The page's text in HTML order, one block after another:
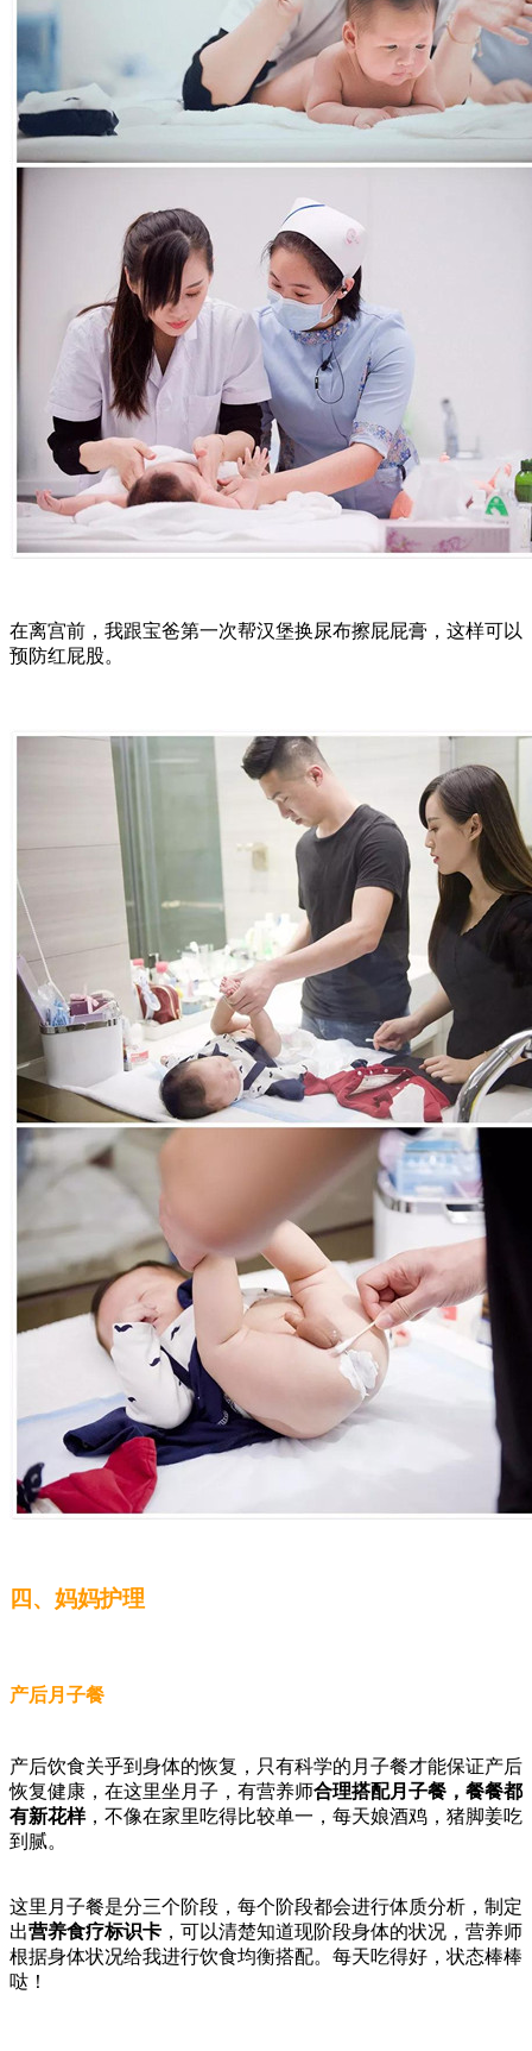
在离宫前，我跟宝爸第一次帮汉堡换尿布擦屁屁膏，这样可以
预防红屁股。
四、妈妈护理
产后月子餐
产后饮食关乎到身体的恢复，只有科学的月子餐才能保证产后
恢复健康，在这里坐月子，有营养师合理搭配月子餐，餐餐都
有新花样，不像在家里吃得比较单一，每天娘酒鸡，猪脚姜吃
到腻。
这里月子餐是分三个阶段，每个阶段都会进行体质分析，制定
出营养食疗标识卡 ，可以清楚知道现阶段身体的状况，营养师
根据身体状况给我进行饮食均衡搭配。每天吃得好，状态棒棒
哒！